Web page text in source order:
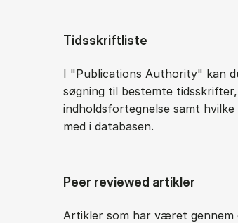
Tidsskriftliste
I "Publications Authority" kan
søgning til bestemte
indholdsfortegnelse samt
med i databasen.
Peer reviewed artikler
Artikler som har været gennem